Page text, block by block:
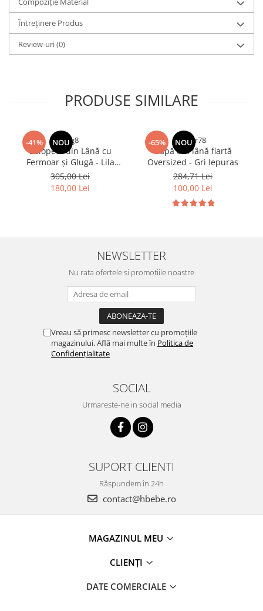
Întreținere Produs
Review-uri(0)
PRODUSE SIMILARE
-41% NOUrfrg8
Salopetă din Lână cu
Fermoar și Glugă - Lila
Bradut
305,00 Lei
180,00 Lei
-65% NOU
drgtr78
Capă din lână fiartă
Oversized - Gri Iepuras
284,71 Lei
100,00 Lei
NEWSLETTER
Nu rata ofertele si promotiile noastre
Vreau să primesc newsletter cu promoțiile
magazinului. Află mai multe în Politica de
Confidențialitate
SOCIAL
Urmareste-ne in social media
SUPORT CLIENTI
Răspundem în 24h
contact@hbebe.ro
MAGAZINUL MEU
CLIENȚI
DATE COMERCIALE